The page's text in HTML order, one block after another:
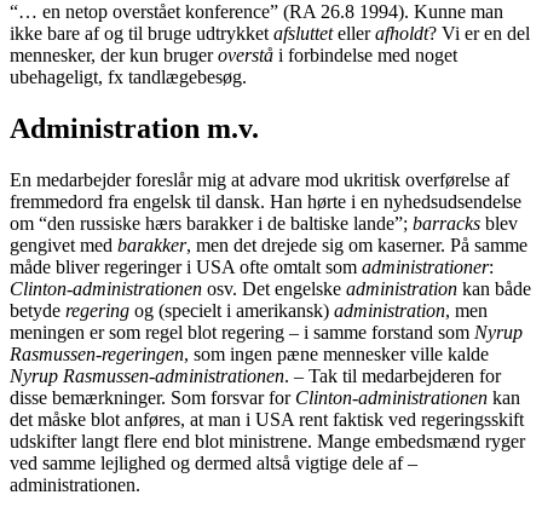
“… en netop overstået konference” (RA 26.8 1994). Kunne man
ikke bare af og til bruge udtrykket afsluttetellerafholdt? Vi er en del
mennesker, der kun brugeroverstå i forbindelse med noget
ubehageligt, fx tandlægebesøg.
Administration m.v.
En medarbejder foreslår mig at advare mod ukritisk overførelse af
fremmedord fra engelsk til dansk. Han hørte i en nyhedsudsendelse
om “den russiske hærs barakker i de baltiske lande”; barracks blev
gengivet med barakker, men det drejede sig om kaserner. På samme
måde bliver regeringer i USA ofte omtalt som administrationer:
Clinton-administrationen osv. Det engelske administration kan både
betyde regering og (specielt i amerikansk) administration, men
meningen er som regel blot regering – i samme forstand som Nyrup
Rasmussen-regeringen, som ingen pæne mennesker ville kalde
Nyrup Rasmussen-administrationen. – Tak til medarbejderen for
disse bemærkninger. Som forsvar for Clinton-administrationen kan
det måske blot anføres, at man i USA rent faktisk ved regeringsskift
udskifter langt flere end blot ministrene. Mange embedsmænd ryger
ved samme lejlighed og dermed altså vigtige dele af –
administrationen.